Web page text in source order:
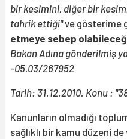
bir kesimini, diğer bir
tahrik ettiği"ve gösterime
etmeye sebep
Bakan Adına gönderilmiş
-05.03/267952
Tarih: 31.12.2010. Konu :
Kanunların olmadığı
sağlıklı bir kamu düzeni